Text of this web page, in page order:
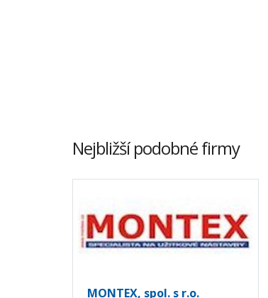
Nejbližší podobné firmy
MONTEX, spol. s r.o.